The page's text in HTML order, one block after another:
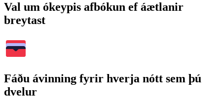
Val um ókeypis afbókun ef áætlanir
breytast
Fáðu ávinning fyrir hverja nótt sem þú
dvelur